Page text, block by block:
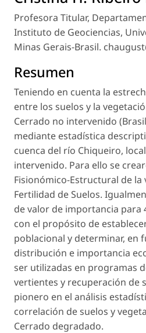
Profesora Titular,
Instituto de Geociencias,
Minas Gerais-Brasil.
Resumen
Teniendo en cuenta la
entre los suelos y la
Cerrado no intervenido
mediante estadística
cuenca del río Chiqueiro,
intervenido. Para ello se
Fisionómico-Estructural de la
Fertilidad de Suelos.
de valor de importancia para
con el propósito de
poblacional y determinar, en
distribución e importancia
ser utilizadas en programas
vertientes y recuperación de
pionero en el análisis
correlación de suelos y
Cerrado degradado.